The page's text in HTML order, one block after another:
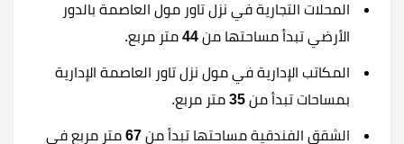
المحلات التجارية في نزل تاور مول العاصمة بالدور
الأرضي تبدأ مساحتها من 44 متر مربع.
المكاتب الإدارية في مول نزل تاور العاصمة الإدارية
بمساحات تبدأ من 35 متر مربع.
الشقق الفندقية مساحتها تبدأ من 67 متر مربع في